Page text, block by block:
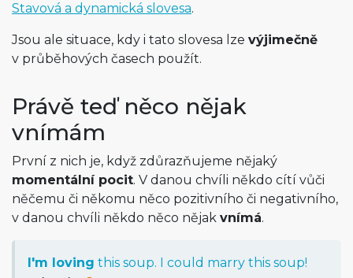
Stavová a dynamická slovesa.
Jsou ale situace, kdy i tato slovesa lze výjimečně
v průběhových časech použít.
Právě teď něco nějak
vnímám
První z nich je, když zdůrazňujeme nějaký
momentální pocit. V danou chvíli někdo cítí vůči
něčemu či někomu něco pozitivního či negativního,
v danou chvíli někdo něco nějak vnímá.
I'm loving this soup. I could marry this soup!